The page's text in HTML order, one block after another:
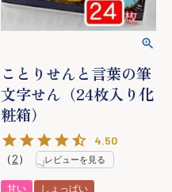
ことりせんと言葉の筆
文字せん（24枚入り化
粧箱）
4.50
（2） レビューを見る
甘い しょっぱい